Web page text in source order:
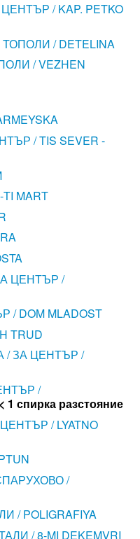
/ KAP. PETKO
/ DETELINA
/ VEZHEN
/ TIS SEVER -
MART
ЦЕНТЪР /
DOM MLADOST
TRUD
ЗА ЦЕНТЪР /
/
1 спирка разстояние
/ LYATNO
/
/ POLIGRAFIYA
/ 8-MI DEKEMVRI